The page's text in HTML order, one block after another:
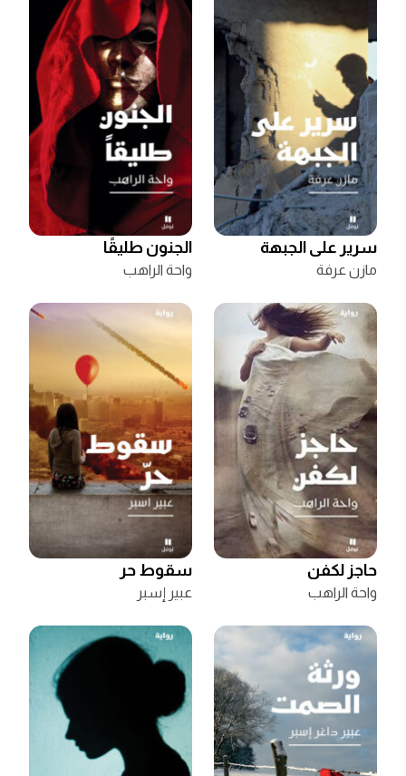
سرير على الجبهة
مازن عرفة
الجنون طليقًا
واحة الراهب
حاجز لكفن
واحة الراهب
سقوط حر
عبير إسبر